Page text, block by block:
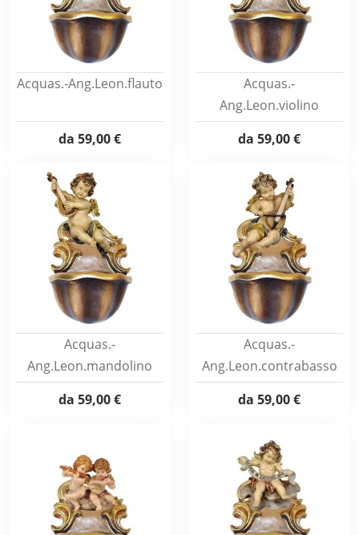
Acquas.-Ang.Leon.flauto
da 59,00 €
Acquas.-
Ang.Leon.violino
da 59,00 €
Acquas.-
Ang.Leon.mandolino
da 59,00 €
Acquas.-
Ang.Leon.contrabasso
da 59,00 €